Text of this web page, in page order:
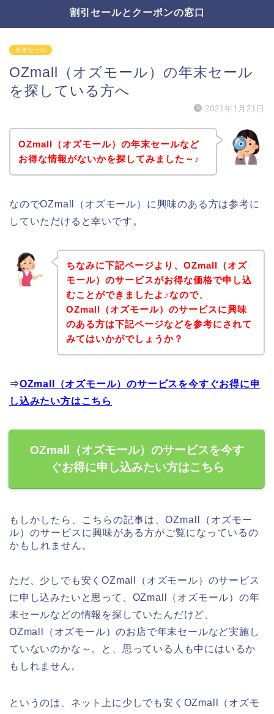
割引セールとクーポンの窓口
年末セール
OZmall（オズモール）の年末セール
を探している方へ
2021年1月21日
OZmall（オズモール）の年末セールなど
お得な情報がないかを探してみました～♪
なのでOZmall（オズモール）に興味のある方は参考に
していただけると幸いです。
ちなみに下記ページより、OZmall（オズ
モール）のサービスがお得な価格で申し込
むことができましたよ♪なので、
OZmall（オズモール）のサービスに興味
のある方は下記ページなどを参考にされて
みてはいかがでしょうか？
⇒OZmall（オズモール）のサービスを今すぐお得に申
し込みたい方はこちら
OZmall（オズモール）のサービスを今す
ぐお得に申し込みたい方はこちら
もしかしたら、こちらの記事は、OZmall（オズモー
ル）のサービスに興味がある方がご覧になっているの
かもしれません。
ただ、少しでも安くOZmall（オズモール）のサービス
に申し込みたいと思って、OZmall（オズモール）の年
末セールなどの情報を探していたんだけど、
OZmall（オズモール）のお店で年末セールなど実施し
ていないのかな～。と、思っている人も中にはいるか
もしれません。
というのは、ネット上に少しでも安くOZmall（オズモ